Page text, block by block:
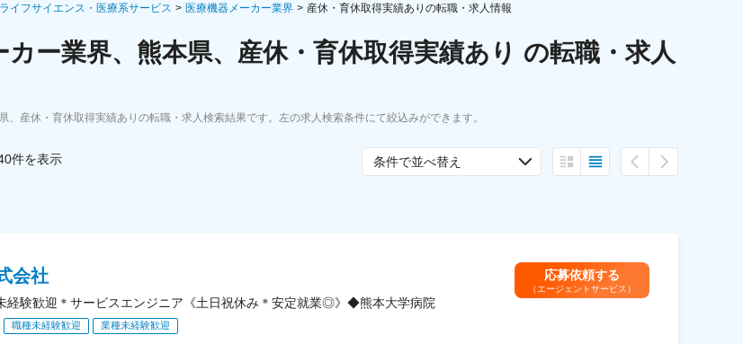
トサービス
転職ノウハウ
データで見る転職
転職イベント・転職セミナー
転職フェア
イフサイエンス・医療系サービス 医療機器メーカー業界 産休・育休取得実績ありの転職・求人情報
カー業界、熊本県、産休・育休取得実績あり の転職・求人
、産休・育休取得実績ありの転職・求人検索結果です。左の求人検索条件にて絞込みができます。
件を表示 条件で並べ替え
会社
経験歓迎＊サービスエンジニア《土日祝休み＊安定就業◎》◆熊本大学病院
職種未経験歓迎 業種未経験歓迎
応募依頼する
（エージェントサービス）